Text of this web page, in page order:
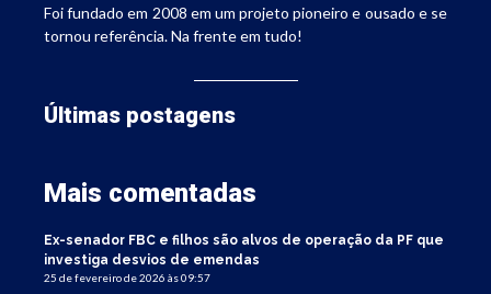
Foi fundado em 2008 em um projeto pioneiro e ousado e se
tornou referência. Na frente em tudo!
Últimas postagens
Mais comentadas
Ex-senador FBC e filhos são alvos de operação da PF que
investiga desvios de emendas
25 de fevereiro de 2026 às 09:57